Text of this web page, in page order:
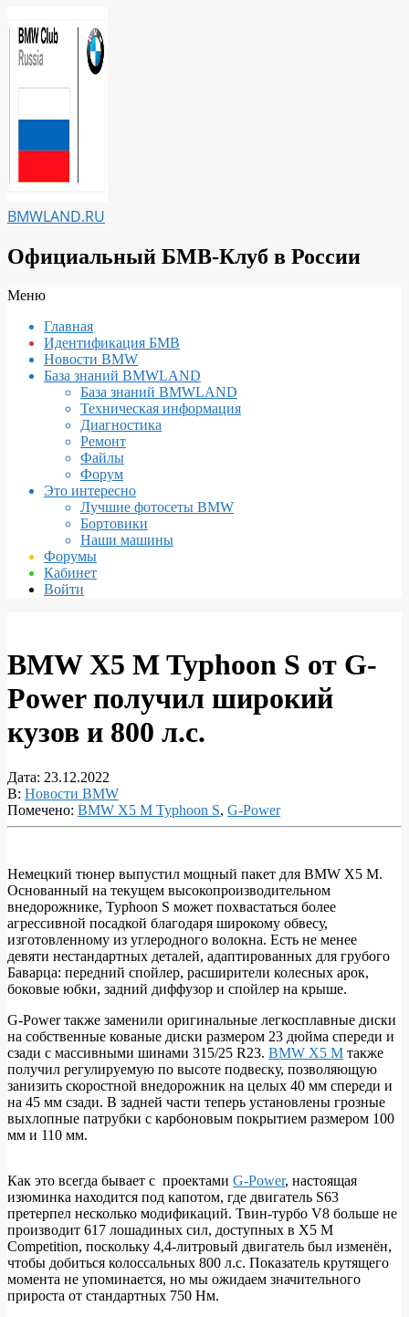
к
содержимому
BMWLAND.RU
Официальный БМВ-Клуб в России
Вторичное
навигации
Меню
Главная
Идентификация БМВ
Новости BMW
База знаний BMWLAND
База знаний BMWLAND
Техническая информация
Диагностика
Ремонт
Файлы
Форум
Это интересно
Лучшие фотосеты BMW
Бортовики
Наши машины
Форумы
Кабинет
Войти
BMW X5 M Typhoon S от G-
Power получил широкий
кузов и 800 л.с.
Дата: 23.12.2022
В: Новости BMW
Помечено: BMW X5 M Typhoon S, G-Power
BMW
X5
M
Typhoon
S
от
G-
Power
получил
широкий
кузов
800
л.с.
Немецкий тюнер выпустил мощный пакет для BMW X5 M.
Основанный на текущем высокопроизводительном
внедорожнике, Typhoon S может похвастаться более
агрессивной посадкой благодаря широкому обвесу,
изготовленному из углеродного волокна. Есть не менее
девяти нестандартных деталей, адаптированных для грубого
Баварца: передний спойлер, расширители колесных арок,
боковые юбки, задний диффузор и спойлер на крыше.
G-Power также заменили оригинальные легкосплавные диски
на собственные кованые диски размером 23 дюйма спереди и
сзади с массивными шинами 315/25 R23. BMW X5 M также
получил регулируемую по высоте подвеску, позволяющую
занизить скоростной внедорожник на целых 40 мм спереди и
на 45 мм сзади. В задней части теперь установлены грозные
выхлопные патрубки с карбоновым покрытием размером 100
мм и 110 мм.
Как это всегда бывает с проектами G-Power, настоящая
изюминка находится под капотом, где двигатель S63
претерпел несколько модификаций. Твин-турбо V8 больше не
производит 617 лошадиных сил, доступных в X5 M
Competition, поскольку 4,4-литровый двигатель был изменён,
чтобы добиться колоссальных 800 л.с. Показатель крутящего
момента не упоминается, но мы ожидаем значительного
прироста от стандартных 750 Нм.